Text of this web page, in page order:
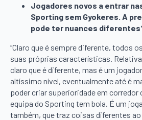
Jogadores novos a entrar
Sporting sem Gyokeres. A
pode ter nuances
“Claro que é sempre diferente, todos
suas próprias características.
claro que é diferente, mas é um
altíssimo nível, eventualmente até é
poder criar superioridade em corredor
equipa do Sporting tem bola. É um
também, que traz coisas diferentes ao